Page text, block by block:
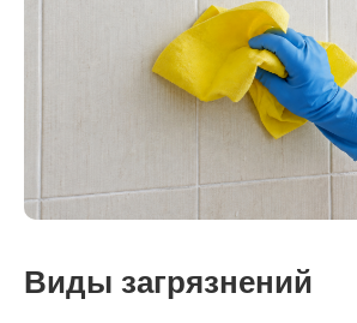
Виды загрязнений